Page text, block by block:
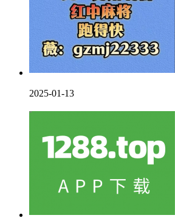
2025-01-13